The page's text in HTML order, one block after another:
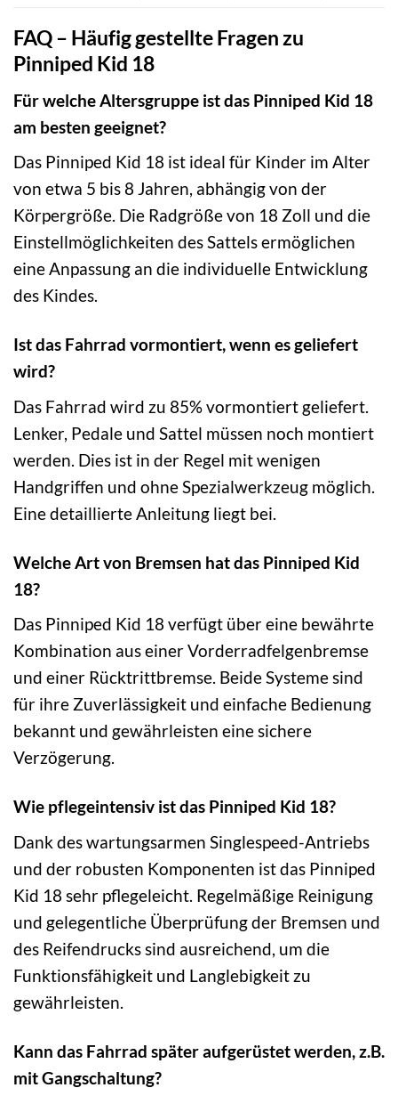
FAQ – Häufig gestellte Fragen zu
Pinniped Kid 18
Für welche Altersgruppe ist das Pinniped Kid 18
am besten geeignet?
Das Pinniped Kid 18 ist ideal für Kinder im Alter
von etwa 5 bis 8 Jahren, abhängig von der
Körpergröße. Die Radgröße von 18 Zoll und die
Einstellmöglichkeiten des Sattels ermöglichen
eine Anpassung an die individuelle Entwicklung
des Kindes.
Ist das Fahrrad vormontiert, wenn es geliefert
wird?
Das Fahrrad wird zu 85% vormontiert geliefert.
Lenker, Pedale und Sattel müssen noch montiert
werden. Dies ist in der Regel mit wenigen
Handgriffen und ohne Spezialwerkzeug möglich.
Eine detaillierte Anleitung liegt bei.
Welche Art von Bremsen hat das Pinniped Kid
18?
Das Pinniped Kid 18 verfügt über eine bewährte
Kombination aus einer Vorderradfelgenbremse
und einer Rücktrittbremse. Beide Systeme sind
für ihre Zuverlässigkeit und einfache Bedienung
bekannt und gewährleisten eine sichere
Verzögerung.
Wie pflegeintensiv ist das Pinniped Kid 18?
Dank des wartungsarmen Singlespeed-Antriebs
und der robusten Komponenten ist das Pinniped
Kid 18 sehr pflegeleicht. Regelmäßige Reinigung
und gelegentliche Überprüfung der Bremsen und
des Reifendrucks sind ausreichend, um die
Funktionsfähigkeit und Langlebigkeit zu
gewährleisten.
Kann das Fahrrad später aufgerüstet werden, z.B.
mit Gangschaltung?